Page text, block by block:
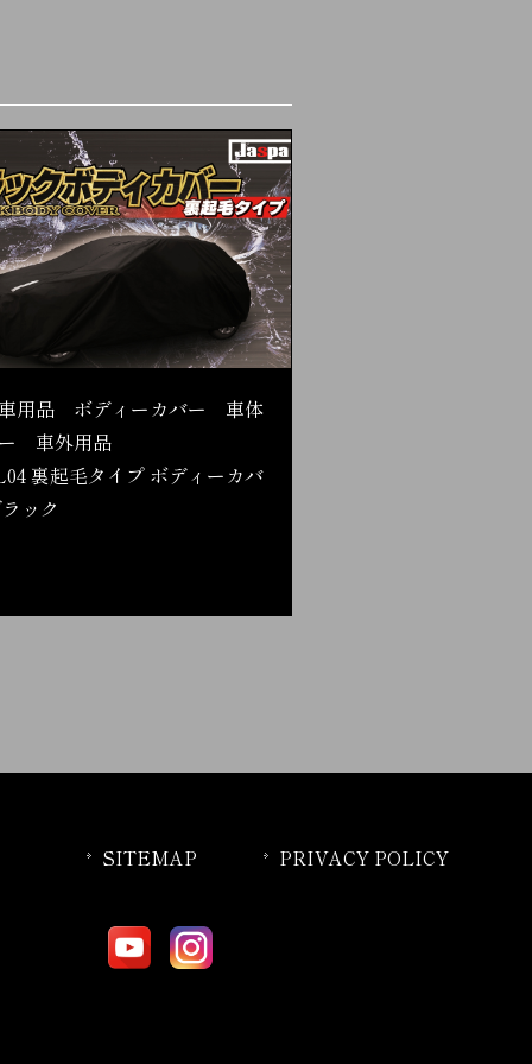
用品 ボディーカバー 車体
車外用品
裏起毛タイプ ボディーカバ
ック
SITEMAP PRIVACY POLICY